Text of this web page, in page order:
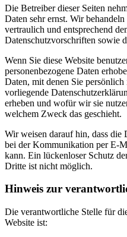
Die Betreiber dieser Seiten
Daten sehr ernst. Wir
vertraulich und entsprechend
Datenschutzvorschriften sowie
Wenn Sie diese Website
personenbezogene Daten
Daten, mit denen Sie
vorliegende
erheben und wofür wir sie
welchem Zweck das geschieht.
Wir weisen darauf hin, dass die
bei der Kommunikation per E-
kann. Ein lückenloser Schutz
Dritte ist nicht möglich.
Hinweis zur
Die verantwortliche Stelle für
Website ist: